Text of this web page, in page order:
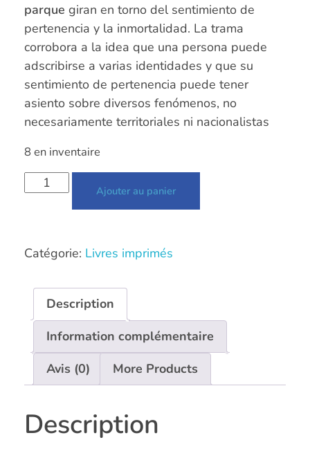
parque giran en torno del sentimiento de
pertenencia y la inmortalidad. La trama
corrobora a la idea que una persona puede
adscribirse a varias identidades y que su
sentimiento de pertenencia puede tener
asiento sobre diversos fenómenos, no
necesariamente territoriales ni nacionalistas
8 en inventaire
Ajouter au panier
Catégorie: Livres imprimés
Description
Information complémentaire
Avis (0)
More Products
Description